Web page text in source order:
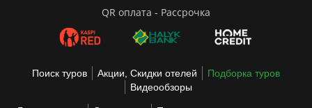
QR оплата - Рассрочка
Поиск туров Акции, Скидки отелей
Подборка туров
Видеообзоры